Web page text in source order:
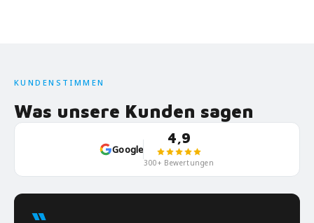
KUNDENSTIMMEN
Was unsere Kunden sagen
Google
4,9
300+ Bewertungen